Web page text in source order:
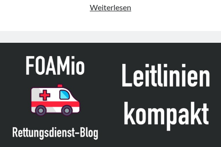
Weiterlesen
Management
Pediatric
Care“
der